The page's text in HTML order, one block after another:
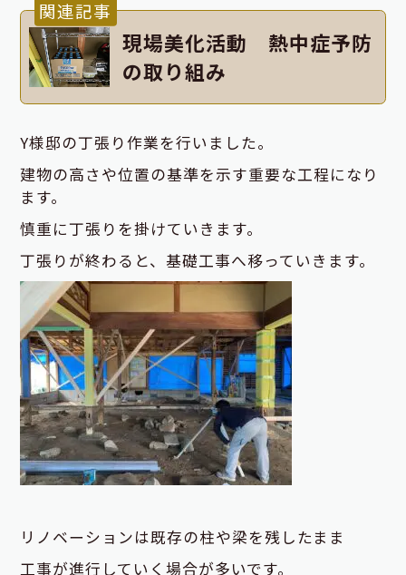
関連記事
現場美化活動 熱中症予防
の取り組み
Y様邸の丁張り作業を行いました。
建物の高さや位置の基準を示す重要な工程になり
ます。
慎重に丁張りを掛けていきます。
丁張りが終わると、基礎工事へ移っていきます。
リノベーションは既存の柱や梁を残したまま
工事が進行していく場合が多いです。